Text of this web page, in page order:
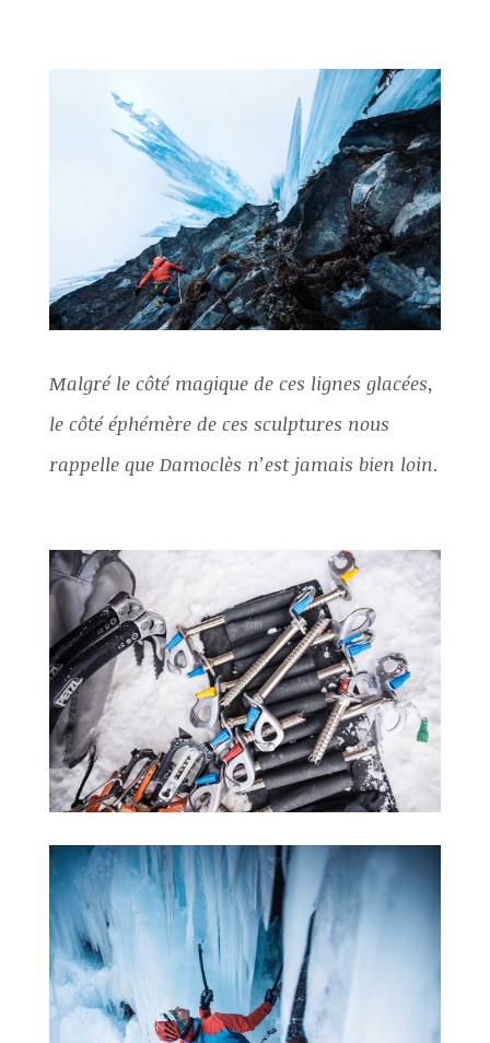
Malgré le côté magique de ces lignes glacées,
le côté éphémère de ces sculptures nous
rappelle que Damoclès n’est jamais bien loin.